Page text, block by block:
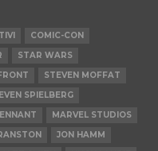
COMIC-CON
STAR WARS
STEVEN MOFFAT
SPIELBERG
MARVEL STUDIOS
JON HAMM